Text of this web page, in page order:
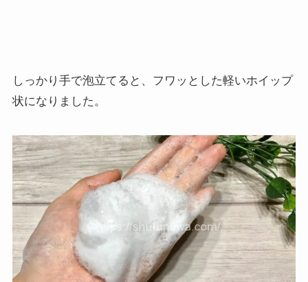
しっかり手で泡立てると、フワッとした軽いホイップ
状になりました。